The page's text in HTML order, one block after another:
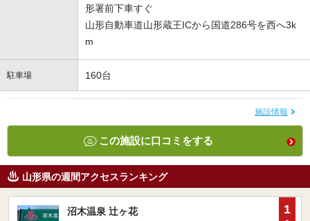
形署前下車すぐ
山形自動車道山形蔵王ICから国道286号を西へ3k
m
駐車場 160台
施設情報
この施設に口コミをする
山形県の週間アクセスランキング
沼木温泉 辻ヶ花
1